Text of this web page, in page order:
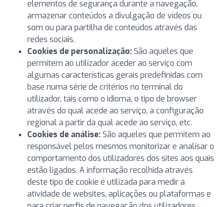
elementos de segurança durante a navegação,
armazenar conteúdos a divulgação de vídeos ou
som ou para partilha de conteúdos através das
redes sociais.
Cookies de personalização:São aqueles que
permitem ao utilizador aceder ao serviço com
algumas características gerais predefinidas com
base numa série de critérios no terminal do
utilizador, tais como o idioma, o tipo de browser
através do qual acede ao serviço, a configuração
regional a partir da qual acede ao serviço, etc.
Cookies de análise:São aqueles que permitem ao
responsável pelos mesmos monitorizar e analisar o
comportamento dos utilizadores dos sites aos quais
estão ligados. A informação recolhida através
deste tipo de cookie é utilizada para medir a
atividade de websites, aplicações ou plataformas e